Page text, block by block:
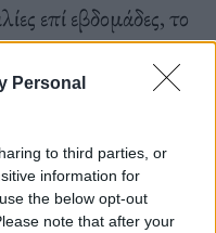
Personal
to third parties, or
information for
the below opt-out
note that after your
επί εβδομάδες, το
της ουκρανικής
αγεφύρωτο.
στρατό ότι
κοντά στο Κίεβο στις